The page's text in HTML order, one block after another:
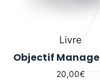
Livre
Objectif
20,00€